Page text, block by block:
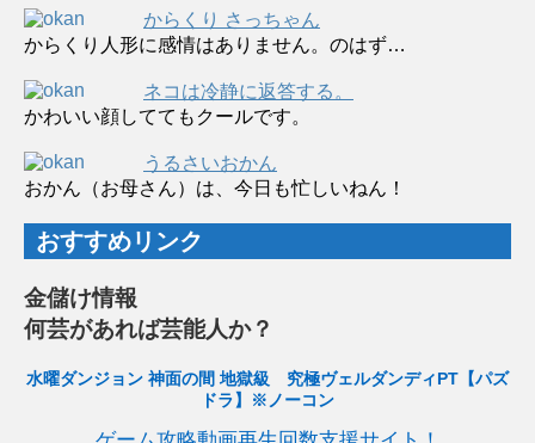
からくり さっちゃん
からくり人形に感情はありません。のはず…
ネコは冷静に返答する。
かわいい顔しててもクールです。
うるさいおかん
おかん（お母さん）は、今日も忙しいねん！
おすすめリンク
金儲け情報
何芸があれば芸能人か？
水曜ダンジョン 神面の間 地獄級 究極ヴェルダンディPT【パズ
ドラ】※ノーコン